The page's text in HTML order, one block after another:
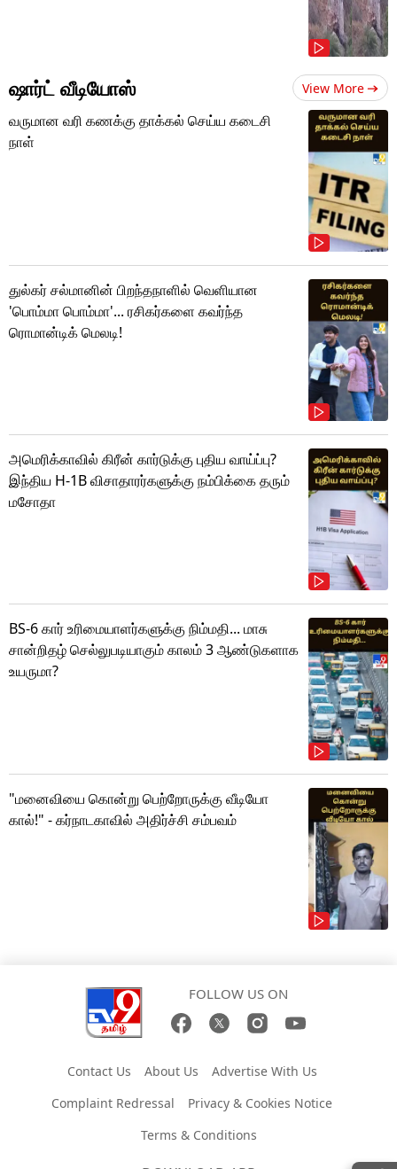
ஷார்ட் வீடியோஸ் View More
வருமான வரி கணக்கு தாக்கல் செய்ய கடைசி
நாள்
துல்கர் சல்மானின் பிறந்தநாளில் வெளியான
'பொம்மா பொம்மா'... ரசிகர்களை கவர்ந்த
ரொமான்டிக் மெலடி!
அமெரிக்காவில் கிரீன் கார்டுக்கு புதிய வாய்ப்பு?
இந்திய H-1B விசாதாரர்களுக்கு நம்பிக்கை தரும்
மசோதா
BS-6 கார் உரிமையாளர்களுக்கு நிம்மதி... மாசு
சான்றிதழ் செல்லுபடியாகும் காலம் 3 ஆண்டுகளாக
உயருமா?
"மனைவியை கொன்று பெற்றோருக்கு வீடியோ
கால்!" - கர்நாடகாவில் அதிர்ச்சி சம்பவம்
FOLLOW US ON
Contact Us About Us
Advertise With Us
Complaint Redressal
Privacy & Cookies Notice
Terms & Conditions